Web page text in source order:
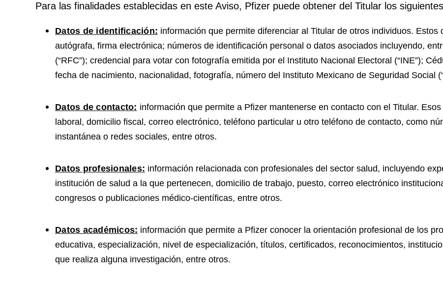
Para las finalidades establecidas en este Aviso, Pfizer puede obtener del Titular los
Datos de identificación: información que permite diferenciar al Titular de otros individuos.
autógrafa, firma electrónica; números de identificación personal o datos asociados incluyendo,
(“RFC”); credencial para votar con fotografía emitida por el Instituto Nacional Electoral (“INE”);
fecha de nacimiento, nacionalidad, fotografía, número del Instituto Mexicano de Seguridad Social
Datos de contacto: información que permite a Pfizer mantenerse en contacto con el Titular.
laboral, domicilio fiscal, correo electrónico, teléfono particular u otro teléfono de contacto, como
instantánea o redes sociales, entre otros.
Datos profesionales: información relacionada con profesionales del sector salud, incluyendo
institución de salud a la que pertenecen, domicilio de trabajo, puesto, correo electrónico
congresos o publicaciones médico-científicas, entre otros.
Datos académicos: información que permite a Pfizer conocer la orientación profesional de los
educativa, especialización, nivel de especialización, títulos, certificados, reconocimientos,
que realiza alguna investigación, entre otros.